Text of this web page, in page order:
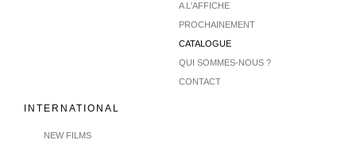
A L'AFFICHE
PROCHAINEMENT
CATALOGUE
QUI SOMMES-NOUS ?
CONTACT
INTERNATIONAL
NEW FILMS